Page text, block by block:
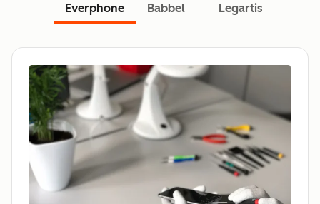
Everphone Babbel Legartis